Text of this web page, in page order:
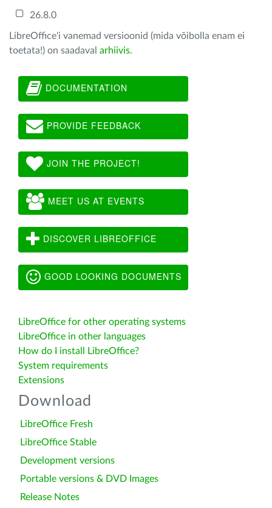
26.8.0
LibreOffice'i vanemad versioonid (mida võibolla enam ei
toetata!) on saadaval arhiivis.
DOCUMENTATION
PROVIDE FEEDBACK
JOIN THE PROJECT!
MEET US AT EVENTS
DISCOVER LIBREOFFICE
GOOD LOOKING DOCUMENTS
LibreOffice for other operating systems
LibreOffice in other languages
How do I install LibreOffice?
System requirements
Extensions
Download
LibreOffice Fresh
LibreOffice Stable
Development versions
Portable versions & DVD Images
Release Notes